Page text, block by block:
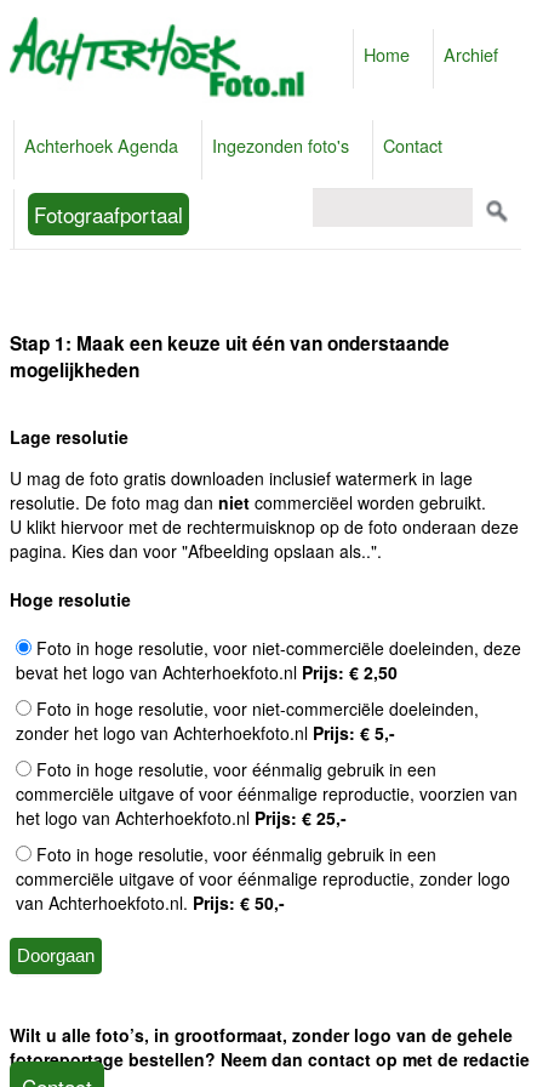
Home Archief
Achterhoek Agenda Ingezonden foto's Contact
Fotograafportaal
Stap 1: Maak een keuze uit één van onderstaande
mogelijkheden
Lage resolutie
U mag de foto gratis downloaden inclusief watermerk in lage
resolutie. De foto mag dan niet commerciëel worden gebruikt.
U klikt hiervoor met de rechtermuisknop op de foto onderaan deze
pagina. Kies dan voor "Afbeelding opslaan als..".
Hoge resolutie
Foto in hoge resolutie, voor niet-commerciële doeleinden, deze
bevat het logo van Achterhoekfoto.nl Prijs: € 2,50
Foto in hoge resolutie, voor niet-commerciële doeleinden,
zonder het logo van Achterhoekfoto.nl Prijs: € 5,-
Foto in hoge resolutie, voor éénmalig gebruik in een
commerciële uitgave of voor éénmalige reproductie, voorzien van
het logo van Achterhoekfoto.nl Prijs: € 25,-
Foto in hoge resolutie, voor éénmalig gebruik in een
commerciële uitgave of voor éénmalige reproductie, zonder logo
van Achterhoekfoto.nl. Prijs: € 50,-
Wilt u alle foto’s, in grootformaat, zonder logo van de gehele
fotoreportage bestellen? Neem dan contact op met de redactie